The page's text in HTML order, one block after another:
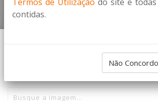
PESQUISA DE IMAGENS
contidas.
Não Concordo